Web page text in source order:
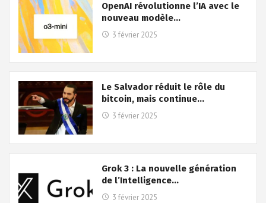
OpenAI révolutionne l’IA avec le
nouveau modèle…
3 février 2025
Le Salvador réduit le rôle du
bitcoin, mais continue…
3 février 2025
Grok 3 : La nouvelle génération
de l’Intelligence…
3 février 2025